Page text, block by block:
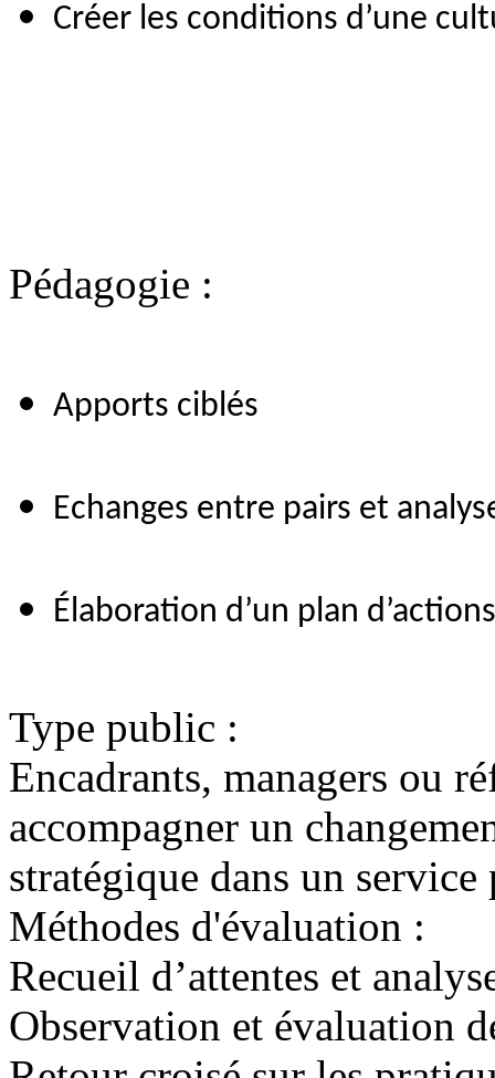
Créer les conditions d’une
Pédagogie :
Apports ciblés
Echanges entre pairs et
Élaboration d’un plan
Type public :
Encadrants, managers ou
accompagner un
stratégique dans un
Méthodes d'évaluation :
Recueil d’attentes et
Observation et évaluation